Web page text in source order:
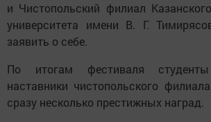
и Чистопольский филиал
университета имени В. Г.
заявить о себе.
По итогам фестиваля
наставники чистопольского
сразу несколько престижных наград.